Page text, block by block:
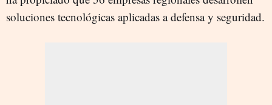
soluciones tecnológicas aplicadas a defensa y seguridad.